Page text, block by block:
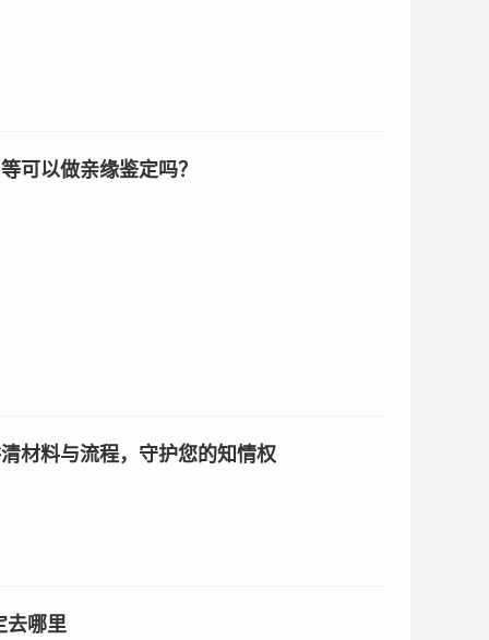
可以做亲缘鉴定吗？
材料与流程，守护您的知情权
去哪里